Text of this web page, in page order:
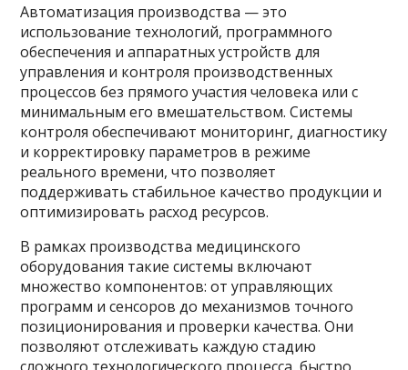
Автоматизация производства — это
использование технологий, программного
обеспечения и аппаратных устройств для
управления и контроля производственных
процессов без прямого участия человека или с
минимальным его вмешательством. Системы
контроля обеспечивают мониторинг, диагностику
и корректировку параметров в режиме
реального времени, что позволяет
поддерживать стабильное качество продукции и
оптимизировать расход ресурсов.
В рамках производства медицинского
оборудования такие системы включают
множество компонентов: от управляющих
программ и сенсоров до механизмов точного
позиционирования и проверки качества. Они
позволяют отслеживать каждую стадию